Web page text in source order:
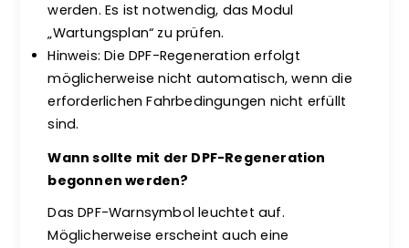
werden. Es ist notwendig, das Modul
„Wartungsplan“ zu prüfen.
Hinweis: Die DPF-Regeneration erfolgt
möglicherweise nicht automatisch, wenn die
erforderlichen Fahrbedingungen nicht erfüllt
sind.
Wann sollte mit der DPF-Regeneration
begonnen werden?
Das DPF-Warnsymbol leuchtet auf.
Möglicherweise erscheint auch eine